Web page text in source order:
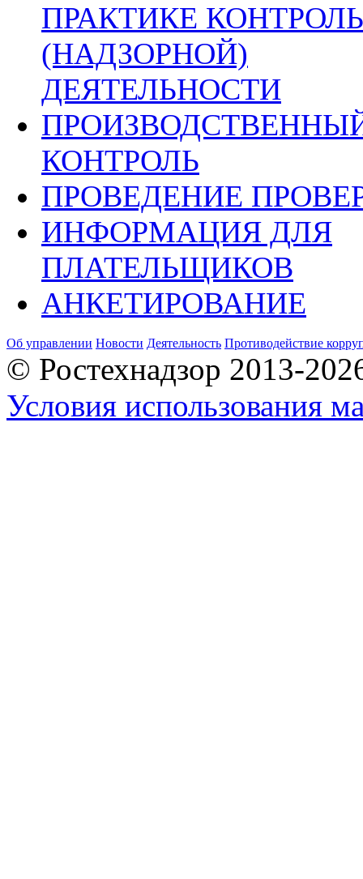
ПРАКТИКЕ
(НАДЗОРНОЙ)
ДЕЯТЕЛЬНОСТИ
КОНТРОЛЬ
ПРОВЕДЕНИЕ
ИНФОРМАЦИЯ ДЛЯ
ПЛАТЕЛЬЩИКОВ
АНКЕТИРОВАНИЕ
Об управлении Новости Деятельность Противодействие
© Ростехнадзор 2013-
Условия использования